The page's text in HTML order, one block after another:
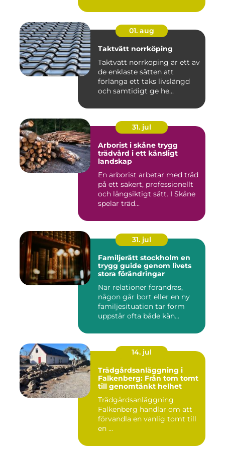
01. aug
Taktvätt norrköping
Taktvätt norrköping är ett av
de enklaste sätten att
förlänga ett taks livslängd
och samtidigt ge he...
31. jul
Arborist i skåne trygg
trädvård i ett känsligt
landskap
En arborist arbetar med träd
på ett säkert, professionellt
och långsiktigt sätt. I Skåne
spelar träd...
31. jul
Familjerätt stockholm en
trygg guide genom livets
stora förändringar
När relationer förändras,
någon går bort eller en ny
familjesituation tar form
uppstår ofta både kän...
14. jul
Trädgårdsanläggning i
Falkenberg: Från tom tomt
till genomtänkt helhet
Trädgårdsanläggning
Falkenberg handlar om att
förvandla en vanlig tomt till
en ...